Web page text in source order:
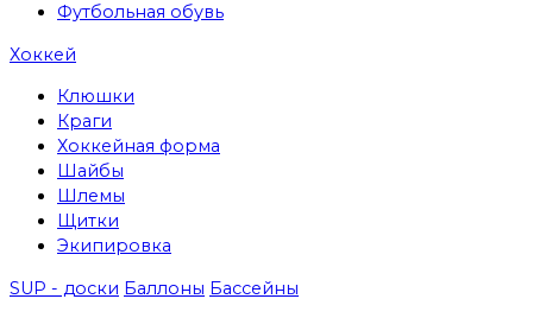
Футбольная обувь
Хоккей
Клюшки
Краги
Хоккейная форма
Шайбы
Шлемы
Щитки
Экипировка
SUP - доски Баллоны Бассейны